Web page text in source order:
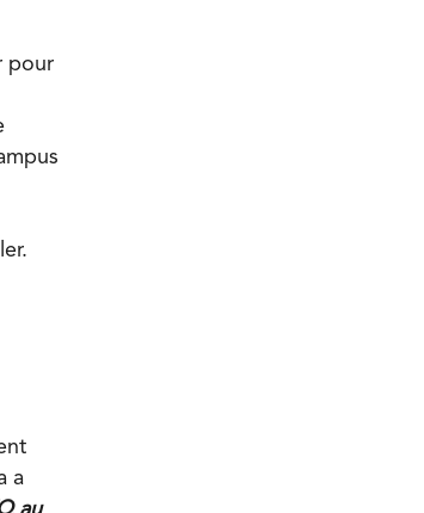
pour
a